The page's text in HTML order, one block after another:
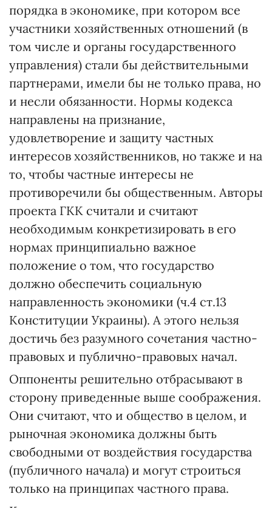
порядка в экономике, при котором все
участники хозяйственных отношений (в
том числе и органы государственного
управления) стали бы действительными
партнерами, имели бы не только права, но
и несли обязанности. Нормы кодекса
направлены на признание,
удовлетворение и защиту частных
интересов хозяйственников, но также и на
то, чтобы частные интересы не
противоречили бы общественным. Авторы
проекта ГКК считали и считают
необходимым конкретизировать в его
нормах принципиально важное
положение о том, что государство
должно обеспечить социальную
направленность экономики (ч.4 ст.13
Конституции Украины). А этого нельзя
достичь без разумного сочетания частно-
правовых и публично-правовых начал.
Оппоненты решительно отбрасывают в
сторону приведенные выше соображения.
Они считают, что и общество в целом, и
рыночная экономика должны быть
свободными от воздействия государства
(публичного начала) и могут строиться
только на принципах частного права.